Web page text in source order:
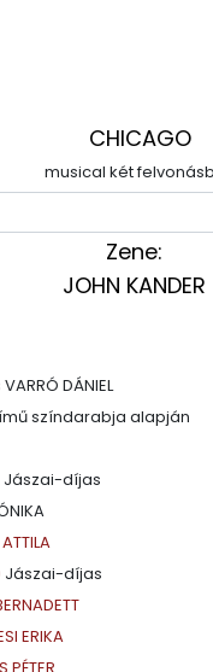
CHICAGO
musical két
Zene:
JOHN KANDER
DÁNIEL
című színdarabja alapján
Jászai-díjas
Jászai-díjas
ERIKA